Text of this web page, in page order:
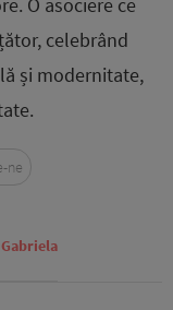
celebrând
și modernitate,
ne